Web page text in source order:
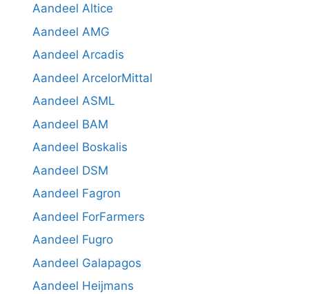
Aandeel Altice
Aandeel AMG
Aandeel Arcadis
Aandeel ArcelorMittal
Aandeel ASML
Aandeel BAM
Aandeel Boskalis
Aandeel DSM
Aandeel Fagron
Aandeel ForFarmers
Aandeel Fugro
Aandeel Galapagos
Aandeel Heijmans